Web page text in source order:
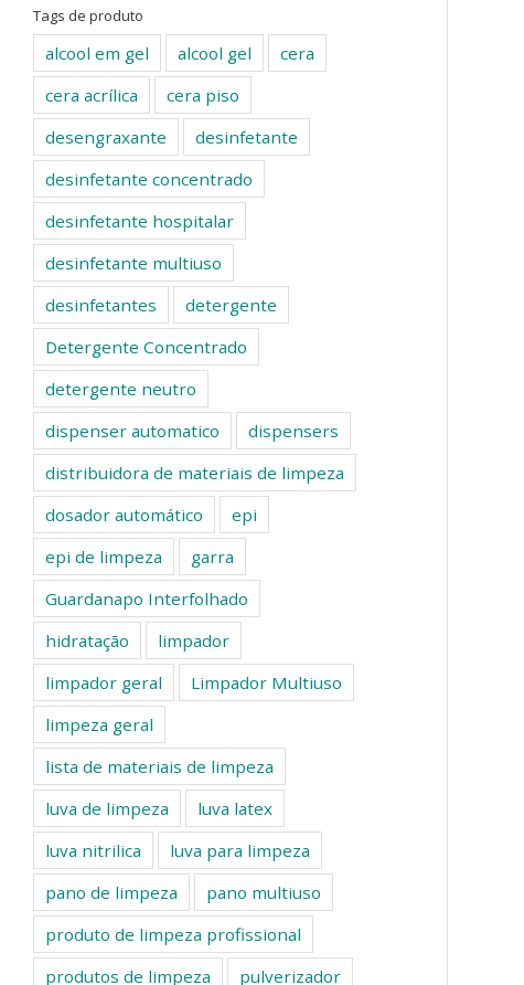
Tags de produto
alcool em gel alcool gel
cera
cera acrílica
cera piso
desengraxante
desinfetante
desinfetante concentrado
desinfetante hospitalar
desinfetante multiuso
desinfetantes
detergente
Detergente Concentrado
detergente neutro
dispenser automatico
dispensers
distribuidora de materiais de limpeza
dosador automático
epi
epi de limpeza
garra
Guardanapo Interfolhado
hidratação
limpador
limpador geral
Limpador Multiuso
limpeza geral
lista de materiais de limpeza
luva de limpeza
luva latex
luva nitrilica
luva para limpeza
pano de limpeza
pano multiuso
produto de limpeza profissional
produtos de limpeza
pulverizador